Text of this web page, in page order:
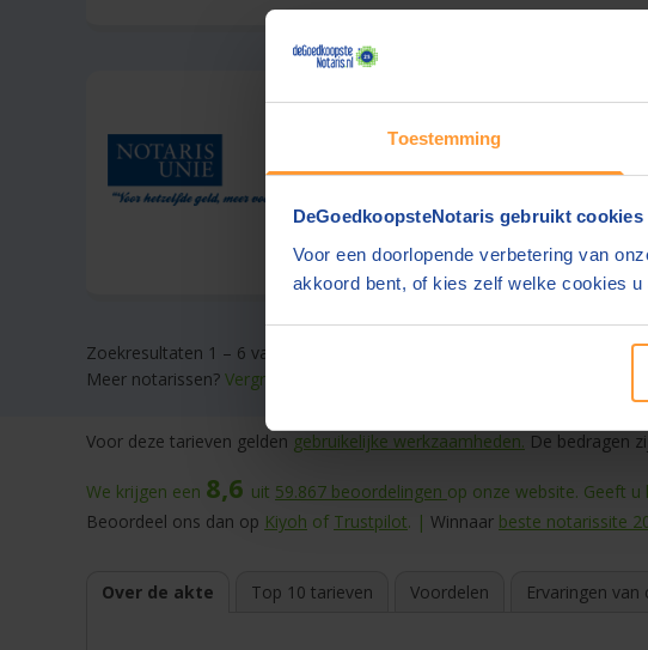
Toestemming
DeGoedkoopsteNotaris gebruikt cookies
Voor een doorlopende verbetering van
akkoord bent, of kies zelf welke cookies
Notaris Unie
Almere (+24 km)
Offerte gemiddeld binnen 1 werkdag
Zoekresultaten 1 – 6 van 6
Meer notarissen? Vergroot de straal.
Voor deze tarieven gelden gebruikelijke werkzaamheden. De bedragen
We krijgen een 8,6 uit 59.867 beoordelingen op onze website. Geeft u
Beoordeel ons dan op Kiyoh of Trustpilot. | Winnaar beste notarissite
Over de akte Top 10 tarieven Voordelen Ervaringen